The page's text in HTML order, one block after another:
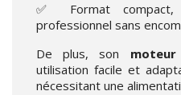
✅ Format
professionnel sans
De plus, son
utilisation facile et
nécessitant une